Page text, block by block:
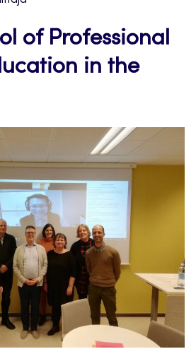
of Professional
in the